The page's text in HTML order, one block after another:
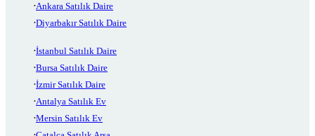
Ankara Satılık Daire
Diyarbakır Satılık Daire
İstanbul Satılık Daire
Bursa Satılık Daire
İzmir Satılık Daire
Antalya Satılık Ev
Mersin Satılık Ev